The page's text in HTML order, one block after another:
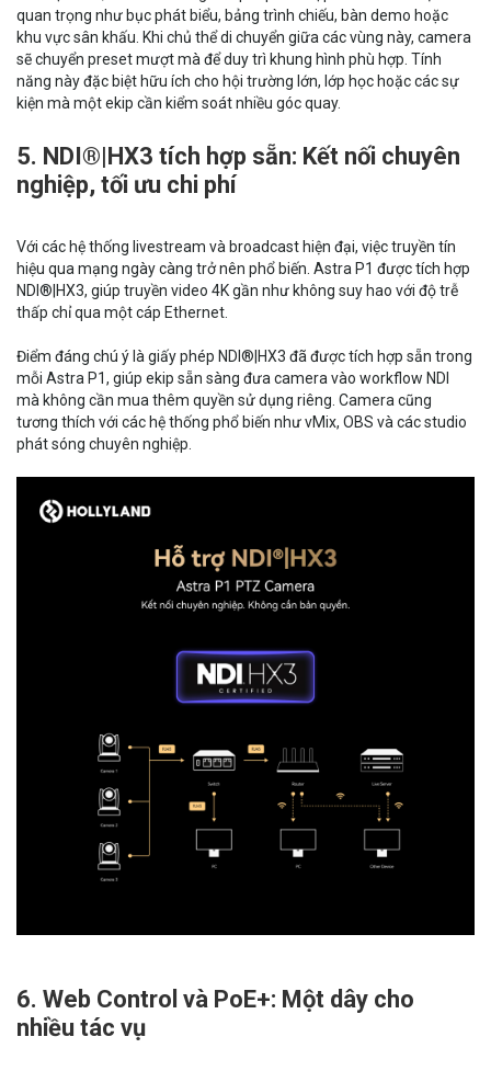
quan trọng như bục phát biểu, bảng trình chiếu, bàn demo hoặc
khu vực sân khấu. Khi chủ thể di chuyển giữa các vùng này, camera
sẽ chuyển preset mượt mà để duy trì khung hình phù hợp. Tính
năng này đặc biệt hữu ích cho hội trường lớn, lớp học hoặc các sự
kiện mà một ekip cần kiểm soát nhiều góc quay.
5. NDI®|HX3 tích hợp sẵn: Kết nối chuyên
nghiệp, tối ưu chi phí
Với các hệ thống livestream và broadcast hiện đại, việc truyền tín
hiệu qua mạng ngày càng trở nên phổ biến. Astra P1 được tích hợp
NDI®|HX3, giúp truyền video 4K gần như không suy hao với độ trễ
thấp chỉ qua một cáp Ethernet.
Điểm đáng chú ý là giấy phép NDI®|HX3 đã được tích hợp sẵn trong
mỗi Astra P1, giúp ekip sẵn sàng đưa camera vào workflow NDI
mà không cần mua thêm quyền sử dụng riêng. Camera cũng
tương thích với các hệ thống phổ biến như vMix, OBS và các studio
phát sóng chuyên nghiệp.
6. Web Control và PoE+: Một dây cho
nhiều tác vụ